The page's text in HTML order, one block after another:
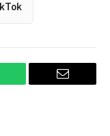
Email